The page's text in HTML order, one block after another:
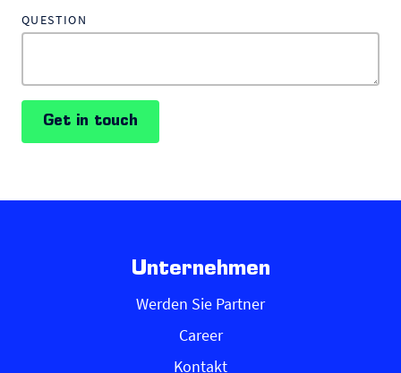
QUESTION
Get in touch
Unternehmen
Werden Sie Partner
Career
Kontakt